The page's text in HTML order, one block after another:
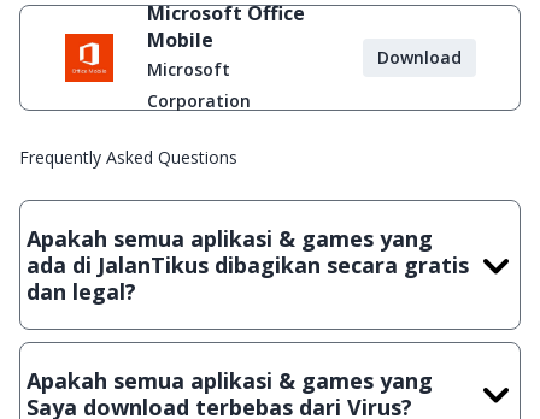
Microsoft Office
Mobile
Microsoft
Corporation
Download
Frequently Asked Questions
Apakah semua aplikasi & games yang
ada di JalanTikus dibagikan secara gratis
dan legal?
Ya, JalanTikus hanya membagikan aplikasi & games yang
crack, patch atau semacamnya.
Apakah semua aplikasi & games yang
Saya download terbebas dari Virus?